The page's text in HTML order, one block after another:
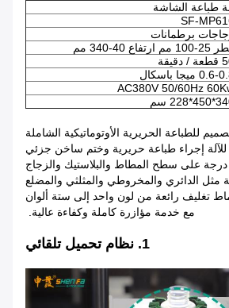
طباعة الشاشة
SF-
برطمانات
ارتفاع 40-340 مم
دقيقة
ميجا باسكال
AC380V 50/60Hz
سم
للطباعة الحريرية الأوتوماتيكية الشاملة
إجراء طباعة حريرية وختم ساخن جزئي
أو دائري كامل 360 درجة على سطح المطاط والبلاستيك والزجاج
مثل الدائري والمخروطي والمثلثي والمضلع
أنماط تغليف رائعة من لون واحد إلى ستة ألوان
مع خدمة مؤازرة كاملة وكفاءة عالية.
1. نظام تحميل تلقائي